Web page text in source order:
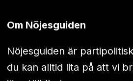
Om Nöjesguiden
Nöjesguiden är
du kan alltid lita på att vi